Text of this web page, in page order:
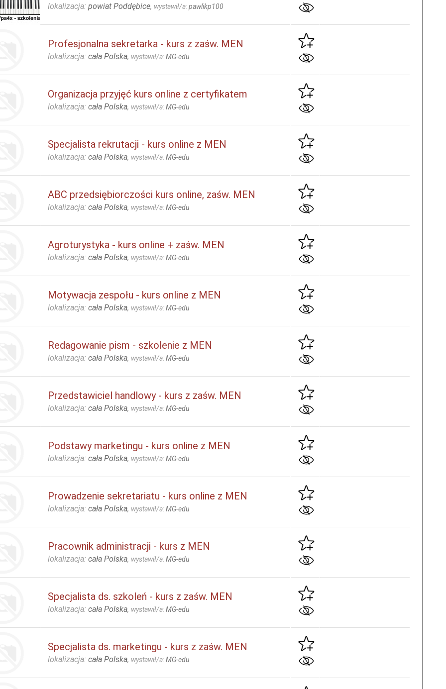
lokalizacja: powiat Poddębice, wystawił/a:pawlikp100
Profesjonalna sekretarka - kurs z zaśw. MEN
lokalizacja: cała Polska, wystawił/a:MG-edu
Organizacja przyjęć kurs online z certyfikatem
lokalizacja: cała Polska, wystawił/a:MG-edu
Specjalista rekrutacji - kurs online z MEN
lokalizacja: cała Polska, wystawił/a:MG-edu
ABC przedsiębiorczości kurs online, zaśw. MEN
lokalizacja: cała Polska, wystawił/a:MG-edu
Agroturystyka - kurs online + zaśw. MEN
lokalizacja: cała Polska, wystawił/a:MG-edu
Motywacja zespołu - kurs online z MEN
lokalizacja: cała Polska, wystawił/a:MG-edu
Redagowanie pism - szkolenie z MEN
lokalizacja: cała Polska, wystawił/a:MG-edu
Przedstawiciel handlowy - kurs z zaśw. MEN
lokalizacja: cała Polska, wystawił/a:MG-edu
Podstawy marketingu - kurs online z MEN
lokalizacja: cała Polska, wystawił/a:MG-edu
Prowadzenie sekretariatu - kurs online z MEN
lokalizacja: cała Polska, wystawił/a:MG-edu
Pracownik administracji - kurs z MEN
lokalizacja: cała Polska, wystawił/a:MG-edu
Specjalista ds. szkoleń - kurs z zaśw. MEN
lokalizacja: cała Polska, wystawił/a:MG-edu
Specjalista ds. marketingu - kurs z zaśw. MEN
lokalizacja: cała Polska, wystawił/a:MG-edu